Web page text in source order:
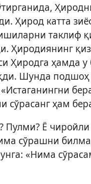
Ҳирод катта
таклиф
Ҳиродиянинг
Ҳиродга ҳамда у
Шунда подшоҳ
сўрасанг ҳам
Пулми? Ё
сўрашни
«Нима